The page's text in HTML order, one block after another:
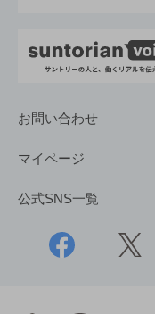
お問い合わせ
マイページ
公式SNS一覧